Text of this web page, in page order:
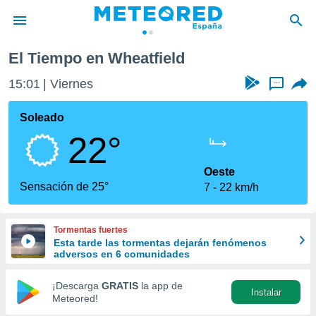
de
por
que se
calidad.
a este
las
y
forma
digital
basada
El Tiempo en Wheatfield
15:01 Viernes ...
Soleado
22°
Sensación de 25°
Oeste
7
22 km/h
Tormentas fuertes
Esta tarde las tormentas dejarán fenómenos
adversos en 6 comunidades
¡Descarga GRATIS la app de
Meteored!
Instalar